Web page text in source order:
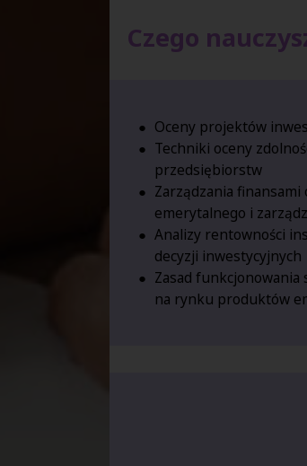
Czego
Oceny projektów
Techniki oceny
przedsiębiorstw
Zarządzania
emerytalnego i
Analizy rentowności
decyzji inwestycyjnych
Zasad
na rynku produktów